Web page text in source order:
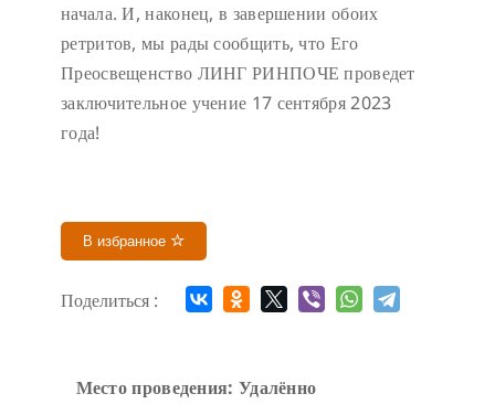
начала. И, наконец, в завершении обоих
ретритов, мы рады сообщить, что Его
Преосвещенство ЛИНГ РИНПОЧЕ проведет
заключительное учение 17 сентября 2023
года!
В избранное
Поделиться :
Место проведения: Удалённо